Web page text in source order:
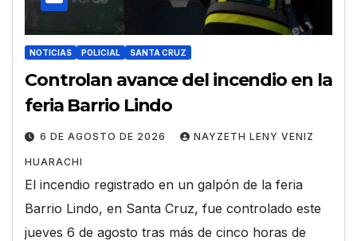
NOTICIAS POLICIAL SANTA CRUZ
Controlan avance del incendio en la
feria Barrio Lindo
6 DE AGOSTO DE 2026 NAYZETH LENY VENIZ
HUARACHI
El incendio registrado en un galpón de la feria
Barrio Lindo, en Santa Cruz, fue controlado este
jueves 6 de agosto tras más de cinco horas de